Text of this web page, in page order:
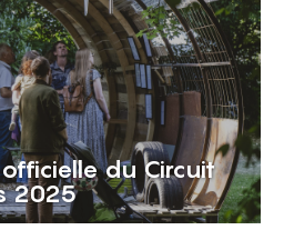
du Circuit
2025